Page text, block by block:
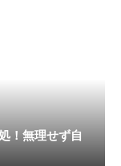
！無理せず自